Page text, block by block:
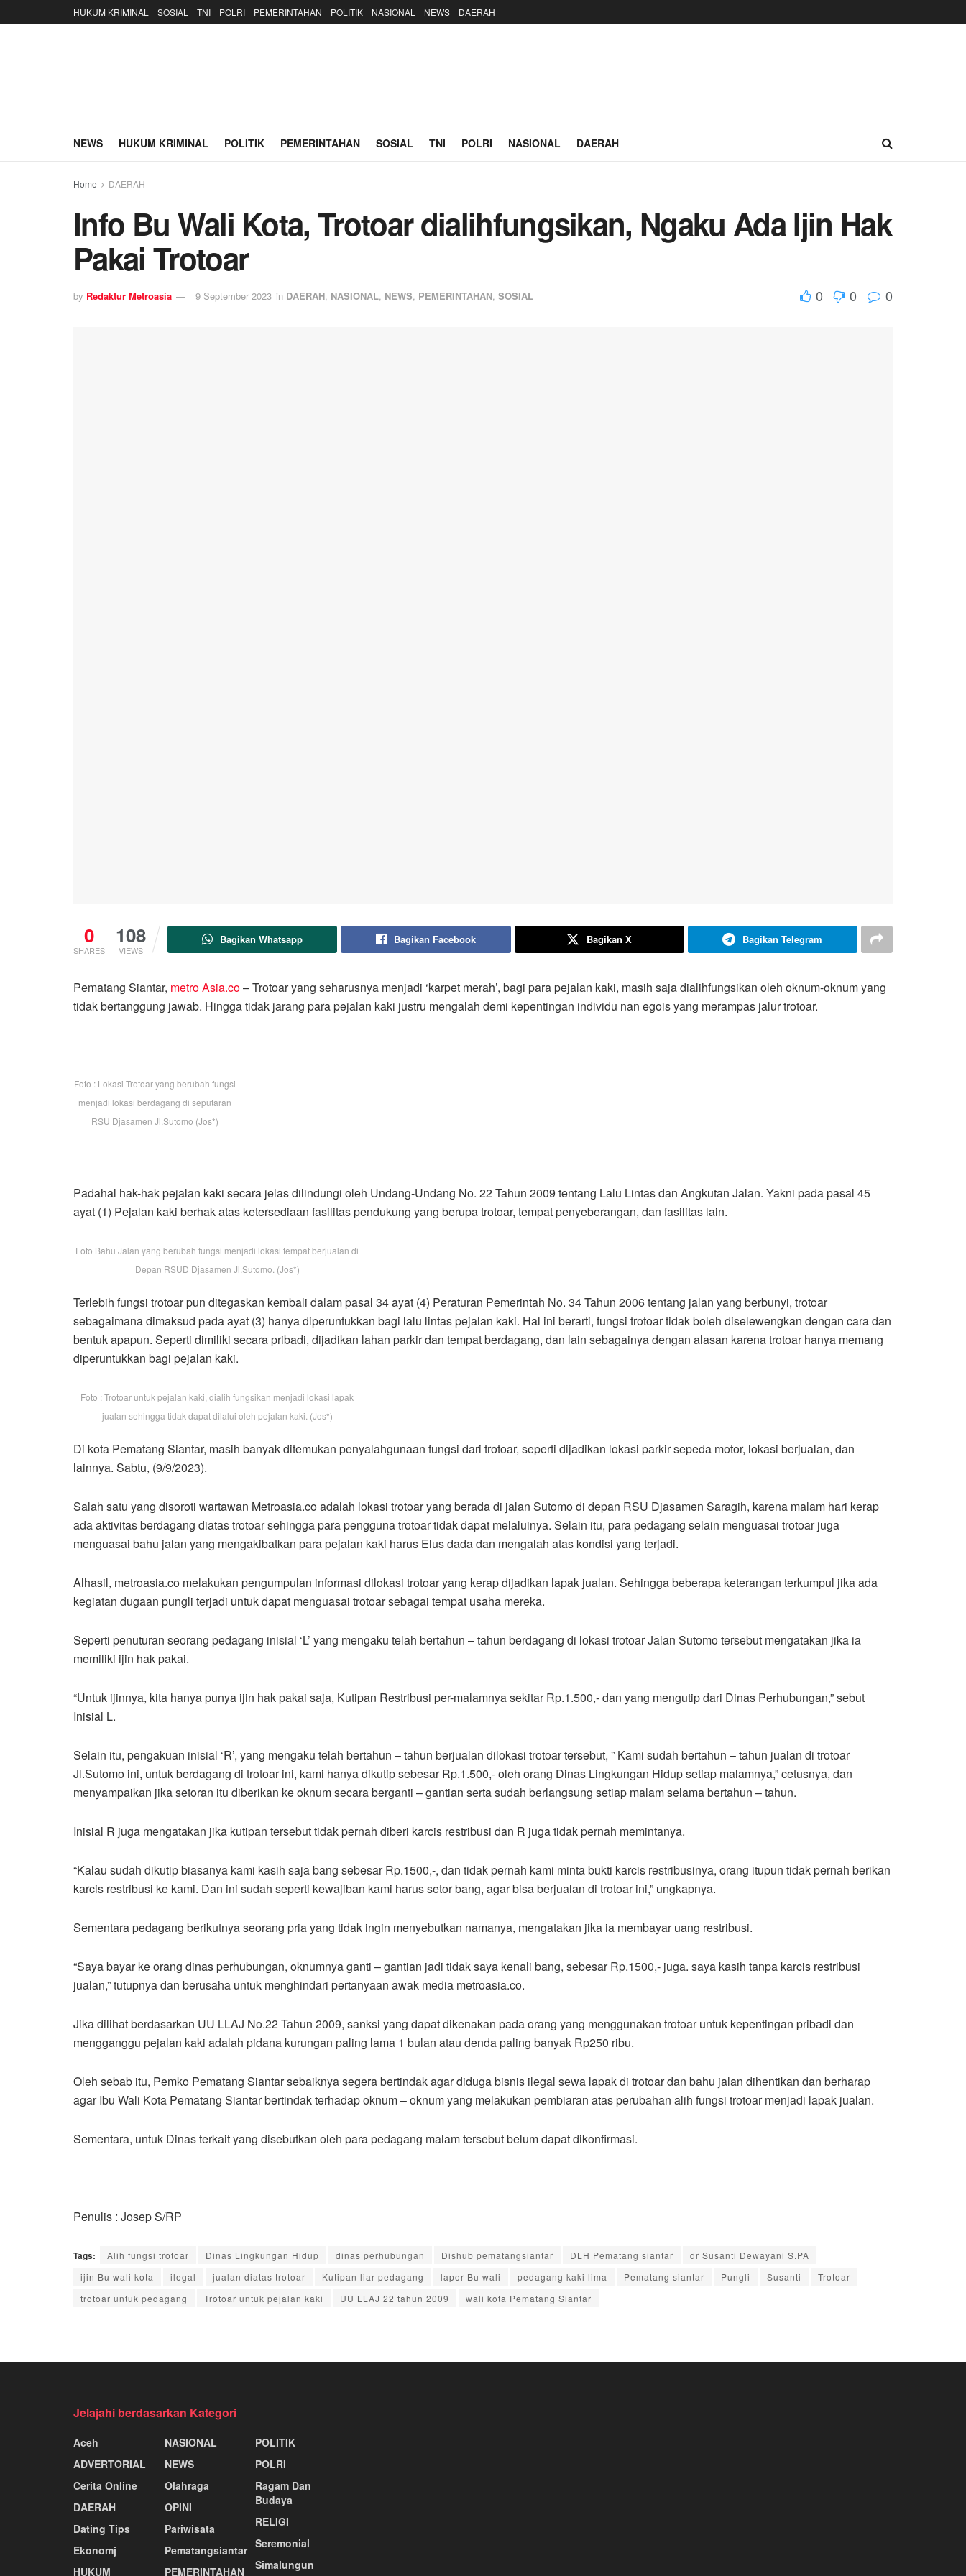
HUKUM KRIMINAL SOSIAL TNI POLRI PEMERINTAHAN POLITIK NASIONAL NEWS DAERAH
NEWS HUKUM KRIMINAL POLITIK PEMERINTAHAN SOSIAL TNI POLRI NASIONAL DAERAH
Home DAERAH
Info Bu Wali Kota, Trotoar dialihfungsikan, Ngaku Ada Ijin Hak
Pakai Trotoar
by Redaktur Metroasia 9 September 2023 in DAERAH, NASIONAL, NEWS, PEMERINTAHAN, SOSIAL 0 0 0
0
SHARES
108
VIEWS
Bagikan Whatsapp Bagikan Facebook Bagikan X Bagikan Telegram
Pematang Siantar, metro Asia.co– Trotoar yang seharusnya menjadi ‘karpet merah’, bagi para pejalan kaki, masih saja dialihfungsikan oleh oknum-oknum yang
tidak bertanggung jawab. Hingga tidak jarang para pejalan kaki justru mengalah demi kepentingan individu nan egois yang merampas jalur trotoar.
Foto : Lokasi Trotoar yang berubah fungsi
menjadi lokasi berdagang di seputaran
RSU Djasamen Jl.Sutomo (Jos*)
Padahal hak-hak pejalan kaki secara jelas dilindungi oleh Undang-Undang No. 22 Tahun 2009 tentang Lalu Lintas dan Angkutan Jalan. Yakni pada pasal 45
ayat (1) Pejalan kaki berhak atas ketersediaan fasilitas pendukung yang berupa trotoar, tempat penyeberangan, dan fasilitas lain.
Foto Bahu Jalan yang berubah fungsi menjadi lokasi tempat berjualan di
Depan RSUD Djasamen Jl.Sutomo. (Jos*)
Terlebih fungsi trotoar pun ditegaskan kembali dalam pasal 34 ayat (4) Peraturan Pemerintah No. 34 Tahun 2006 tentang jalan yang berbunyi, trotoar
sebagaimana dimaksud pada ayat (3) hanya diperuntukkan bagi lalu lintas pejalan kaki. Hal ini berarti, fungsi trotoar tidak boleh diselewengkan dengan cara dan
bentuk apapun. Seperti dimiliki secara pribadi, dijadikan lahan parkir dan tempat berdagang, dan lain sebagainya dengan alasan karena trotoar hanya memang
diperuntukkan bagi pejalan kaki.
Foto : Trotoar untuk pejalan kaki, dialih fungsikan menjadi lokasi lapak
jualan sehingga tidak dapat dilalui oleh pejalan kaki. (Jos*)
Di kota Pematang Siantar, masih banyak ditemukan penyalahgunaan fungsi dari trotoar, seperti dijadikan lokasi parkir sepeda motor, lokasi berjualan, dan
lainnya. Sabtu, (9/9/2023).
Salah satu yang disoroti wartawan Metroasia.co adalah lokasi trotoar yang berada di jalan Sutomo di depan RSU Djasamen Saragih, karena malam hari kerap
ada aktivitas berdagang diatas trotoar sehingga para pengguna trotoar tidak dapat melaluinya. Selain itu, para pedagang selain menguasai trotoar juga
menguasai bahu jalan yang mengakibatkan para pejalan kaki harus Elus dada dan mengalah atas kondisi yang terjadi.
Alhasil, metroasia.co melakukan pengumpulan informasi dilokasi trotoar yang kerap dijadikan lapak jualan. Sehingga beberapa keterangan terkumpul jika ada
kegiatan dugaan pungli terjadi untuk dapat menguasai trotoar sebagai tempat usaha mereka.
Seperti penuturan seorang pedagang inisial ‘L’ yang mengaku telah bertahun – tahun berdagang di lokasi trotoar Jalan Sutomo tersebut mengatakan jika ia
memiliki ijin hak pakai.
“Untuk ijinnya, kita hanya punya ijin hak pakai saja, Kutipan Restribusi per-malamnya sekitar Rp.1.500,- dan yang mengutip dari Dinas Perhubungan,” sebut
Inisial L.
Selain itu, pengakuan inisial ‘R’, yang mengaku telah bertahun – tahun berjualan dilokasi trotoar tersebut, ” Kami sudah bertahun – tahun jualan di trotoar
Jl.Sutomo ini, untuk berdagang di trotoar ini, kami hanya dikutip sebesar Rp.1.500,- oleh orang Dinas Lingkungan Hidup setiap malamnya,” cetusnya, dan
menyampaikan jika setoran itu diberikan ke oknum secara berganti – gantian serta sudah berlangsung setiap malam selama bertahun – tahun.
Inisial R juga mengatakan jika kutipan tersebut tidak pernah diberi karcis restribusi dan R juga tidak pernah memintanya.
“Kalau sudah dikutip biasanya kami kasih saja bang sebesar Rp.1500,-, dan tidak pernah kami minta bukti karcis restribusinya, orang itupun tidak pernah berikan
karcis restribusi ke kami. Dan ini sudah seperti kewajiban kami harus setor bang, agar bisa berjualan di trotoar ini,” ungkapnya.
Sementara pedagang berikutnya seorang pria yang tidak ingin menyebutkan namanya, mengatakan jika ia membayar uang restribusi.
“Saya bayar ke orang dinas perhubungan, oknumnya ganti – gantian jadi tidak saya kenali bang, sebesar Rp.1500,- juga. saya kasih tanpa karcis restribusi
jualan,” tutupnya dan berusaha untuk menghindari pertanyaan awak media metroasia.co.
Jika dilihat berdasarkan UU LLAJ No.22 Tahun 2009, sanksi yang dapat dikenakan pada orang yang menggunakan trotoar untuk kepentingan pribadi dan
mengganggu pejalan kaki adalah pidana kurungan paling lama 1 bulan atau denda paling banyak Rp250 ribu.
Oleh sebab itu, Pemko Pematang Siantar sebaiknya segera bertindak agar diduga bisnis ilegal sewa lapak di trotoar dan bahu jalan dihentikan dan berharap
agar Ibu Wali Kota Pematang Siantar bertindak terhadap oknum – oknum yang melakukan pembiaran atas perubahan alih fungsi trotoar menjadi lapak jualan.
Sementara, untuk Dinas terkait yang disebutkan oleh para pedagang malam tersebut belum dapat dikonfirmasi.
Penulis : Josep S/RP
Tags: Alih fungsi trotoar Dinas Lingkungan Hidup dinas perhubungan Dishub pematangsiantar DLH Pematang siantar
dr Susanti Dewayani S.PA
ijin Bu wali kota
ilegal jualan diatas trotoar Kutipan liar pedagang lapor Bu wali pedagang kaki lima Pematang siantar Pungli Susanti
Trotoar
trotoar untuk pedagang
Trotoar untuk pejalan kaki UU LLAJ 22 tahun 2009 wali kota Pematang Siantar
Jelajahi berdasarkan Kategori
Aceh
ADVERTORIAL
Cerita Online
DAERAH
Dating Tips
Ekonomj
HUKUM
NASIONAL
NEWS
Olahraga
OPINI
Pariwisata
Pematangsiantar
PEMERINTAHAN
POLITIK
POLRI
Ragam Dan
Budaya
RELIGI
Seremonial
Simalungun